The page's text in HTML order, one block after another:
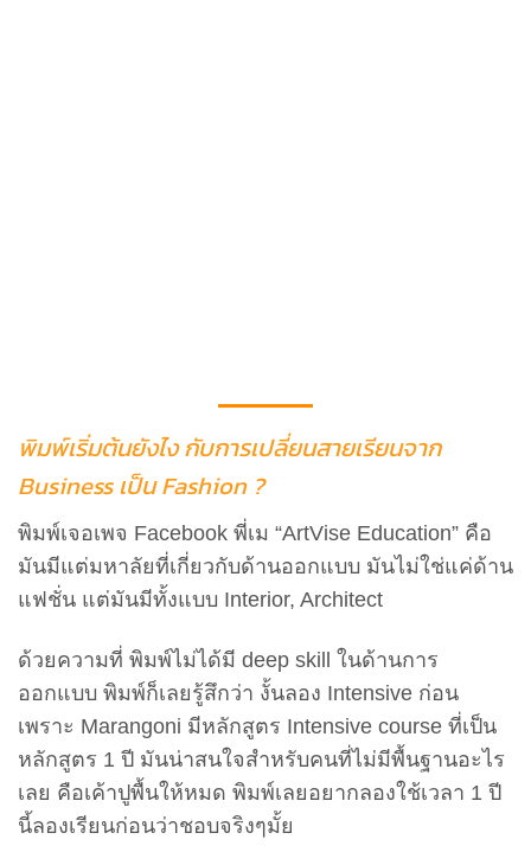
พิมพ์เริ่มต้นยังไง กับการเปลี่ยนสายเรียนจาก
Business เป็น Fashion ?
พิมพ์เจอเพจ Facebook พี่เม “ArtVise Education” คือ
มันมีแต่มหาลัยที่เกี่ยวกับด้านออกแบบ มันไม่ใช่แค่ด้าน
แฟชั่น แต่มันมีทั้งแบบ Interior, Architect
ด้วยความที่ พิมพ์ไม่ได้มี deep skill ในด้านการ
ออกแบบ พิมพ์ก็เลยรู้สึกว่า งั้นลอง Intensive ก่อน
เพราะ Marangoni มีหลักสูตร Intensive course ที่เป็น
หลักสูตร 1 ปี มันน่าสนใจสำหรับคนที่ไม่มีพื้นฐานอะไร
เลย คือเค้าปูพื้นให้หมด พิมพ์เลยอยากลองใช้เวลา 1 ปี
นี้ลองเรียนก่อนว่าชอบจริงๆมั้ย